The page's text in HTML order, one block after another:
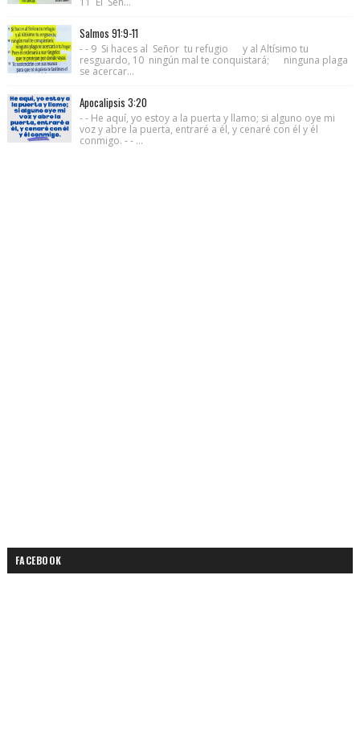
Salmos 91:9-11
- - 9 Si haces al Señor tu refugio y al Altísimo tu
resguardo, 10 ningún mal te conquistará; ninguna plaga
se acercar...
Apocalipsis 3:20
- - He aquí, yo estoy a la puerta y llamo; si alguno oye mi
voz y abre la puerta, entraré a él, y cenaré con él y él
conmigo. - - ...
FACEBOOK